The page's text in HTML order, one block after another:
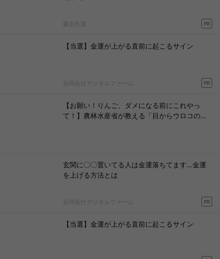
森永乳業 PR
【当選】金運が上がる直前に起こるサイン
合同会社デジタルファーム PR
【お願い！りんご、ダメになる前にこれやっ
て！】農林水産省が教える「目からウロコの...
玄関に〇〇置いてる人は金運落ちてます…金運
を上げる方法とは
合同会社デジタルファーム PR
【当選】金運が上がる直前に起こるサイン